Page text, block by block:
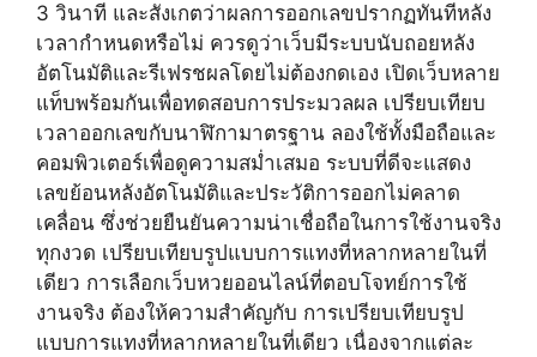
3 วินาที และสังเกตว่าผลการออกเลขปรากฏทันทีหลัง
เวลากำหนดหรือไม่ ควรดูว่าเว็บมีระบบนับถอยหลัง
อัตโนมัติและรีเฟรชผลโดยไม่ต้องกดเอง เปิดเว็บหลาย
แท็บพร้อมกันเพื่อทดสอบการประมวลผล เปรียบเทียบ
เวลาออกเลขกับนาฬิกามาตรฐาน ลองใช้ทั้งมือถือและ
คอมพิวเตอร์เพื่อดูความสม่ำเสมอ ระบบที่ดีจะแสดง
เลขย้อนหลังอัตโนมัติและประวัติการออกไม่คลาด
เคลื่อน ซึ่งช่วยยืนยันความน่าเชื่อถือในการใช้งานจริง
ทุกงวด เปรียบเทียบรูปแบบการแทงที่หลากหลายในที่
เดียว การเลือกเว็บหวยออนไลน์ที่ตอบโจทย์การใช้
งานจริง ต้องให้ความสำคัญกับ การเปรียบเทียบรูป
แบบการแทงที่หลากหลายในที่เดียว เนื่องจากแต่ละ